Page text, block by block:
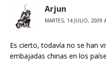
Arjun
MARTES, 14 JULIO, 2009
Es cierto, todavía no se han
embajadas chinas en los